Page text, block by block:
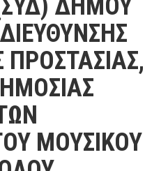
ΔΗΜΟΥ
ΠΡΟΣΤΑΣΙΑΣ,
ΜΟΥΣΙΚΟΥ